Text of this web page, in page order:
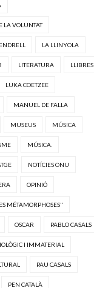
LA VOLUNTAT
LA LLINYOLA
LITERATURA LLIBRES
LUKA COETZEE
MANUEL DE FALLA
MUSEUS MÚSICA
MÚSICA.
NOTÍCIES ONU
OPINIÓ
MÉTAMORPHOSES"
OSCAR PABLO CASALS
I IMMATERIAL
PAU CASALS
PEN CATALÀ